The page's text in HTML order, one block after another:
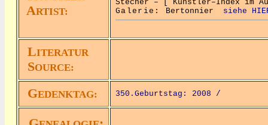
ARTIST:
Stecher – [ Künstler–Index im
Galerie: Bertonnier siehe
LITERATUR
SOURCE:
GEDENKTAG: 350.Geburtstag: 2008 /